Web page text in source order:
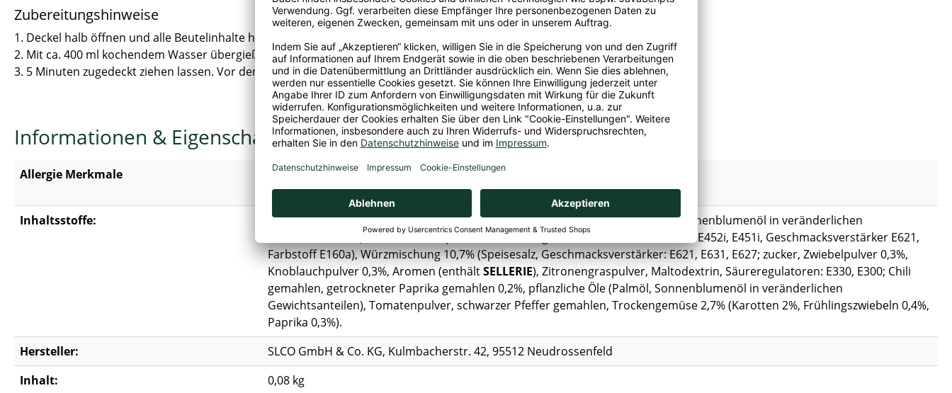
Zubereitungshinweise
1. Deckel halb öffnen und alle Beutelinhalte hinzufügen.
2. Mit ca. 400 ml kochendem Wasser übergießen.
3. 5 Minuten zugedeckt ziehen lassen. Vor dem Servieren gut umrühren.
Informationen & Eigenschaften
Allergie Merkmale EnthältGluten und Sellerie
Kann Spuren vonSoja, Ei und Milchenthalten.
Inhaltsstoffe:
Instant-Nudeln asiatischer Art 86,6% (WEIZENMEHL, pflanzliche Öle (Palmöl, Sonnenblumenöl in veränderlichen
Gewichtsanteilen), Trinkwasser, Speisesalz, Säureregulator E501i, Stabilisatoren: E452i, E451i, Geschmacksverstärker E621,
Farbstoff E160a), Würzmischung 10,7% (Speisesalz, Geschmacksverstärker: E621, E631, E627; zucker, Zwiebelpulver 0,3%,
Knoblauchpulver 0,3%, Aromen (enthältSELLERIE), Zitronengraspulver, Maltodextrin, Säureregulatoren: E330, E300; Chili
gemahlen, getrockneter Paprika gemahlen 0,2%, pflanzliche Öle (Palmöl, Sonnenblumenöl in veränderlichen
Gewichtsanteilen), Tomatenpulver, schwarzer Pfeffer gemahlen, Trockengemüse 2,7% (Karotten 2%, Frühlingszwiebeln 0,4%,
Paprika 0,3%).
Hersteller:
SLCO GmbH & Co. KG, Kulmbacherstr. 42, 95512 Neudrossenfeld
Inhalt:
0,08 kg